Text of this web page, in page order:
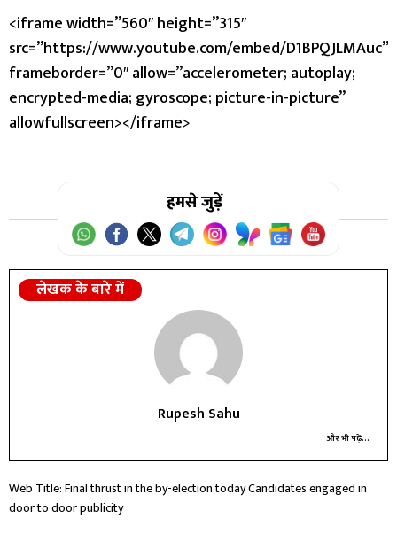
<iframe width=”560″ height=”315″
src=”https://www.youtube.com/embed/D1BPQJLMAuc”
frameborder=”0″ allow=”accelerometer; autoplay;
encrypted-media; gyroscope; picture-in-picture”
allowfullscreen></iframe>
हमसे जुड़ें
लेखक के बारे में
Rupesh Sahu
और भी पढ़ें...
Web Title: Final thrust in the by-election today Candidates engaged in
door to door publicity